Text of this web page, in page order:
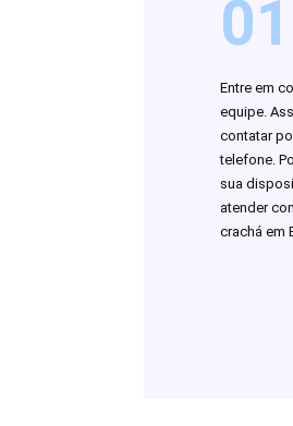
Entre em
equipe.
contatar
telefone.
sua
atender
crachá em